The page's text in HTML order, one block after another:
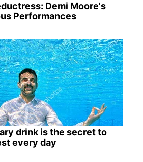
Demi Moore's
Performances
drink is the secret to
every day